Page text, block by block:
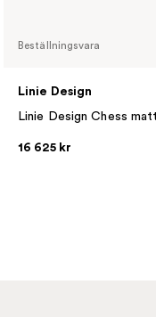
Beställningsvara
Linie Design
16 625 kr